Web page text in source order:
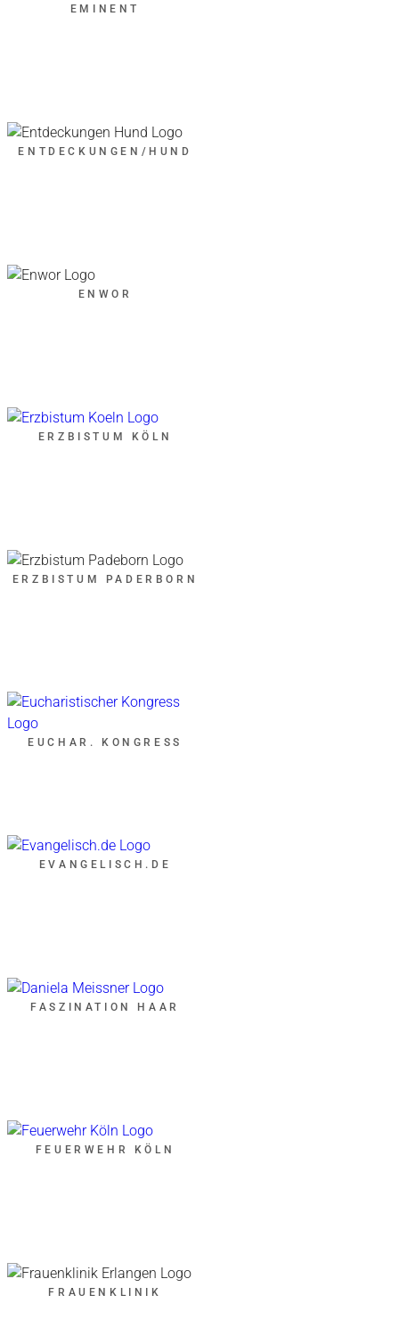
EMINENT
ENTDECKUNGEN/HUND
ENWOR
ERZBISTUM KÖLN
ERZBISTUM PADERBORN
EUCHAR. KONGRESS
EVANGELISCH.DE
FASZINATION HAAR
FEUERWEHR KÖLN
FRAUENKLINIK